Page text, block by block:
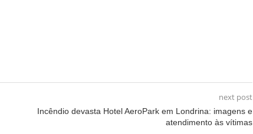
next post
Incêndio devasta Hotel AeroPark em Londrina: imagens e
atendimento às vítimas